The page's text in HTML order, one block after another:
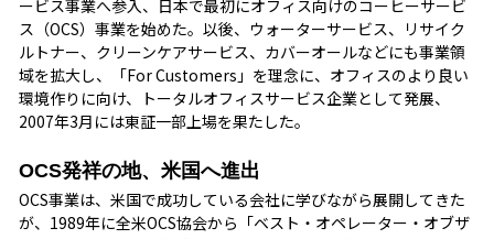
ービス事業へ参入、日本で最初にオフィス向けのコーヒーサービ
ス（OCS）事業を始めた。以後、ウォーターサービス、リサイク
ルトナー、クリーンケアサービス、カバーオールなどにも事業領
域を拡大し、「For Customers」を理念に、オフィスのより良い
環境作りに向け、トータルオフィスサービス企業として発展、
2007年3月には東証一部上場を果たした。
OCS発祥の地、米国へ進出
OCS事業は、米国で成功している会社に学びながら展開してきた
が、1989年に全米OCS協会から「ベスト・オペレーター・オブザ